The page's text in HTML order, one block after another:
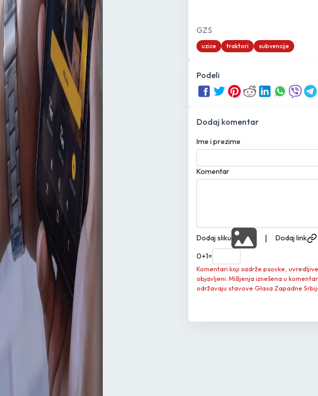
GZS
uzice traktori subvencije
Podeli
Dodaj komentar
Ime i prezime
Komentar
Dodaj sliku | Dodaj link
0+1=
Komentari koji sadrže psovke,
objavljeni. Mišljenja iznešena u
održavaju stavove Glasa Zapadne